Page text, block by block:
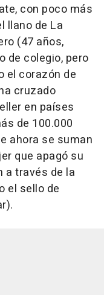
con poco más
llano de La
(47 años,
de colegio, pero
el corazón de
cruzado
en países
de 100.000
ahora se suman
que apagó su
a través de la
el sello de